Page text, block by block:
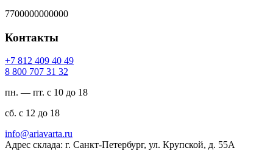
7700000000000
Контакты
94 04 904 218 7+
23 13 707 008 8
пн. — пт. с 10 до 18
сб. с 12 до 18
ur.atravaira@ofni
Адрес склада: г. Санкт-Петербург, ул. Крупской, д. 55А